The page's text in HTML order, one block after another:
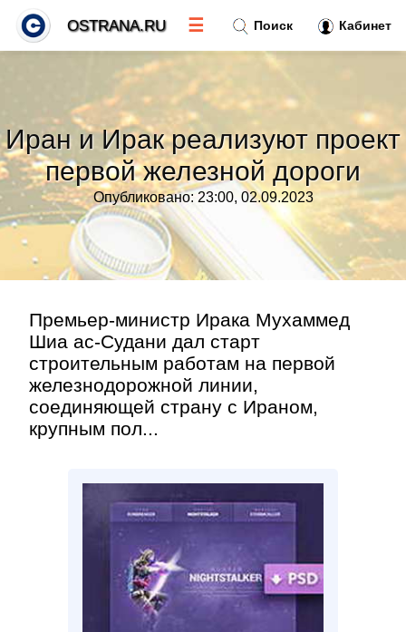
Иран и Ирак реализуют проект
первой железной дороги
Опубликовано: 23:00, 02.09.2023
Премьер-министр Ирака Мухаммед
Шиа ас-Судани дал старт
строительным работам на первой
железнодорожной линии,
соединяющей страну с Ираном,
крупным пол...
Поиск Кабинет
OSTRANA.RU ☰
Тренды новостей»
Рубрики»
Правила»
Контакт »